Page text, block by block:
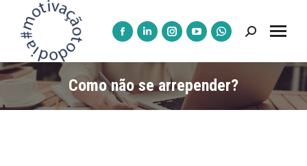
A
página
Facebook
abre
A
página
LinkedIn
abre
A
página
Instagram
abre
A
página
YouTube
A
página
WhatsApp
Pesquisar:
Como não se arrepender?